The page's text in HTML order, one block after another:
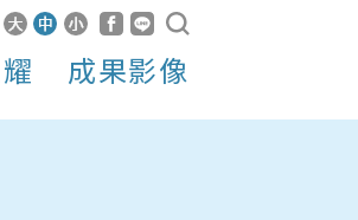
成果影像